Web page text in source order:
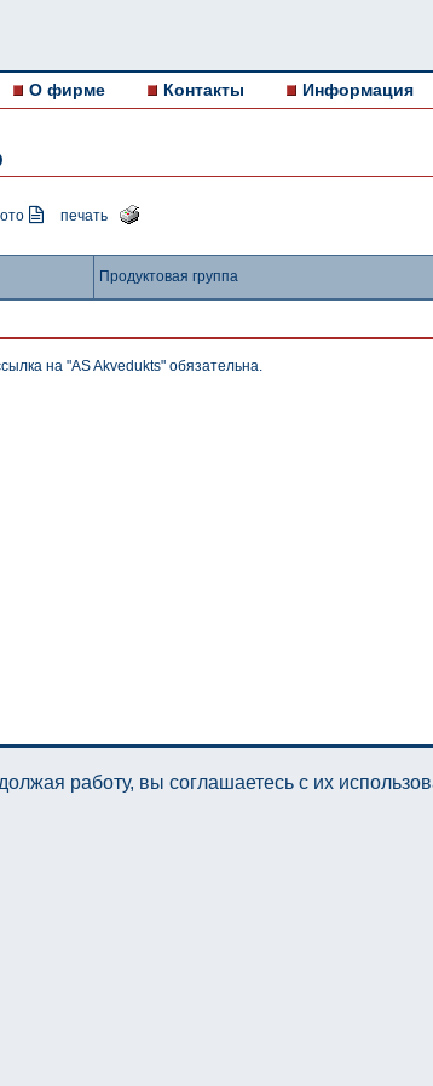
О фирме Контакты Информация
печать
Продуктовая группа
на "AS Akvedukts" обязательна.
работу, вы соглашаетесь с их